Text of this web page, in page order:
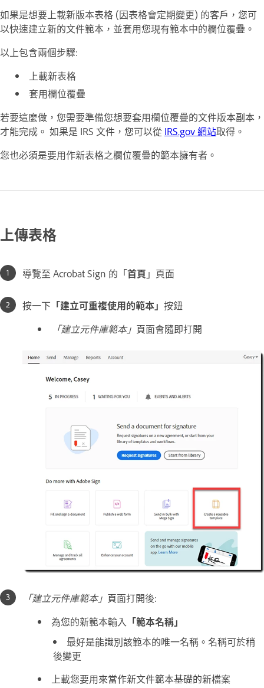
如果是想要上載新版本表格 (因表格會定期變更) 的客戶，您可
以快速建立新的文件範本，並套用您現有範本中的欄位覆疊。
以上包含兩個步驟:
上載新表格
套用欄位覆疊
若要這麼做，您需要準備您想要套用欄位覆疊的文件版本副本，
才能完成。 如果是 IRS 文件，您可以從 IRS.gov 網站取得。
您也必須是要用作新表格之欄位覆疊的範本擁有者。
上傳表格
導覽至 Acrobat Sign 的「首頁 」頁面
按一下 「建立可重複使用的範本」 按鈕
「建立元件庫範本」 頁面會隨即打開
「建立元件庫範本」 頁面打開後:
為您的新範本輸入 「範本名稱」
最好是能識別該範本的唯一名稱。名稱可於稍
後變更
上載您要用來當作新文件範本基礎的新檔案